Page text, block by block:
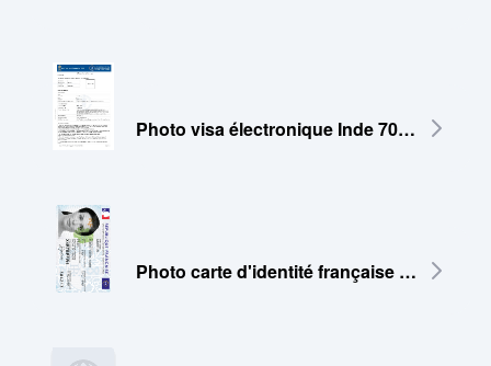
Photo visa électronique Inde 700x700 pixels
Photo carte d'identité française 35x45 mm